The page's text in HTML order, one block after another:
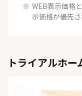
WEB表示価格
示価格が優先さ
トライアルホー